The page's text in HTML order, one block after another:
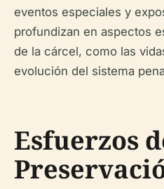
eventos especiales y
profundizan en aspectos
de la cárcel, como las
evolución del sistema
Esfuerzos